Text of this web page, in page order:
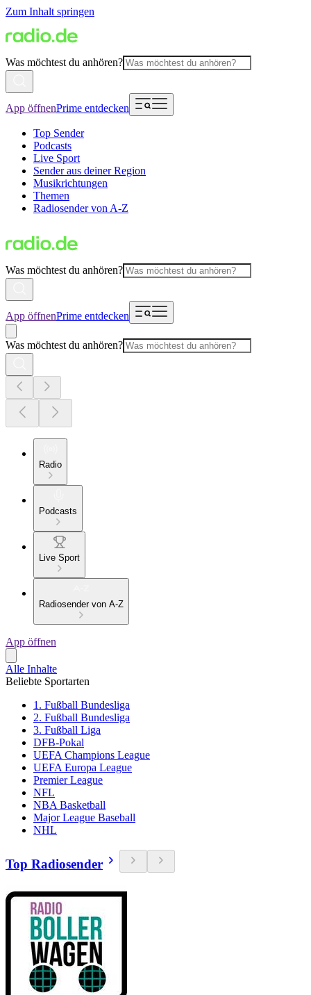
Zum Inhalt springen
Was möchtest du anhören?
App öffnenPrime entdecken
Top Sender
Podcasts
Live Sport
Sender aus deiner Region
Musikrichtungen
Themen
Radiosender von A-Z
Was möchtest du anhören?
App öffnenPrime entdecken
Was möchtest du anhören?
Radio
Podcasts
Live Sport
Radiosender von A-Z
App öffnen
Alle Inhalte
Beliebte Sportarten
1. Fußball Bundesliga
2. Fußball Bundesliga
3. Fußball Liga
DFB-Pokal
UEFA Champions League
UEFA Europa League
Premier League
NFL
NBA Basketball
Major League Baseball
NHL
Top Radiosender